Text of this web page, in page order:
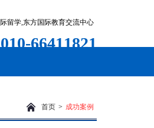
010-66411821
首页 > 成功案例